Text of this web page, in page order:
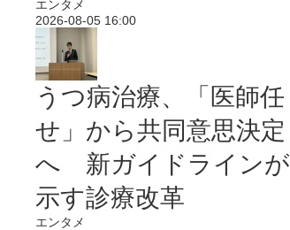
エンタメ
2026-08-05 16:00
うつ病治療、「医師任
せ」から共同意思決定
へ 新ガイドラインが
示す診療改革
エンタメ